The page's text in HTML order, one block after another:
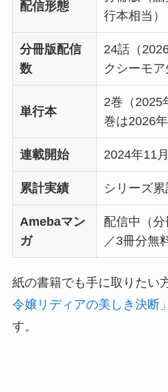
配信形態
行本相当）
分冊版配信
数
24話（
クシーモア
単行本
2巻（2025
巻は2026
連載開始 2024年11月
累計実績 シリーズ
Amebaマン
ガ
配信中（分
／3冊分無
紙の書籍でも手に取りたい
令嬢リディアの美しき決断
す。